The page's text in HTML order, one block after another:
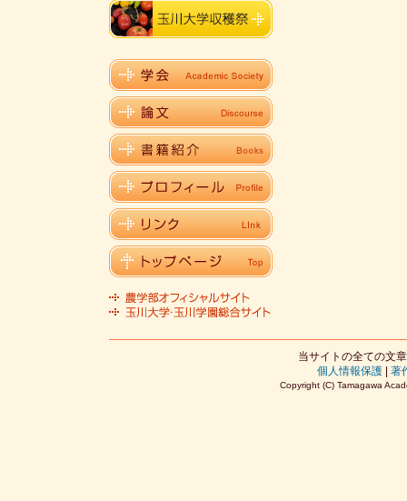
当サイトの全ての文
個人情報保護
著
Copyright (C) Tamagawa